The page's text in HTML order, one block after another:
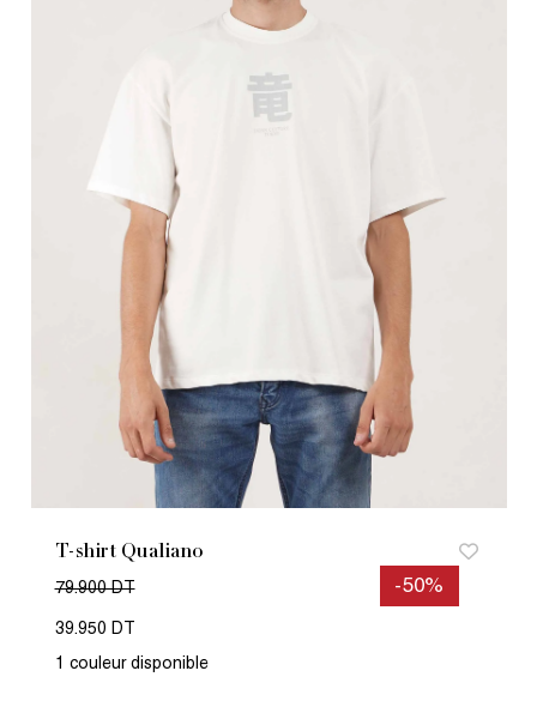
T-shirt Qualiano
-50%
79.900 DT
39.950 DT
1 couleur disponible